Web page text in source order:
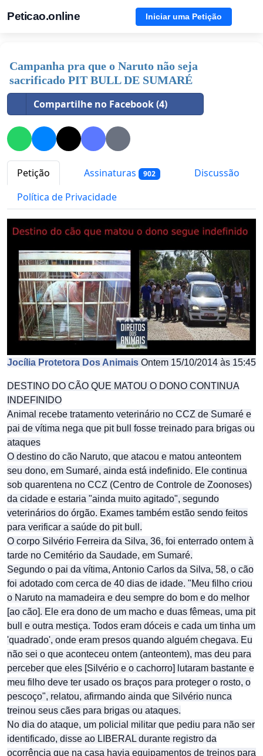
Peticao.online Iniciar uma Petição
Campanha pra que o Naruto não seja
sacrificado PIT BULL DE SUMARÉ
Compartilhe no Facebook (4)
Petição Assinaturas 902
Discussão
Política de Privacidade
Jocília Protetora Dos Animais Ontem 15/10/2014 às 15:45
DESTINO DO CÃO QUE MATOU O DONO CONTINUA
INDEFINIDO
Animal recebe tratamento veterinário no CCZ de Sumaré e
pai de vítima nega que pit bull fosse treinado para brigas ou
ataques
O destino do cão Naruto, que atacou e matou anteontem
seu dono, em Sumaré, ainda está indefinido. Ele continua
sob quarentena no CCZ (Centro de Controle de Zoonoses)
da cidade e estaria "ainda muito agitado", segundo
veterinários do órgão. Exames também estão sendo feitos
para verificar a saúde do pit bull.
O corpo Silvério Ferreira da Silva, 36, foi enterrado ontem à
tarde no Cemitério da Saudade, em Sumaré.
Segundo o pai da vítima, Antonio Carlos da Silva, 58, o cão
foi adotado com cerca de 40 dias de idade. "Meu filho criou
o Naruto na mamadeira e deu sempre do bom e do melhor
[ao cão]. Ele era dono de um macho e duas fêmeas, uma pit
bull e outra mestiça. Todos eram dóceis e cada um tinha um
'quadrado', onde eram presos quando alguém chegava. Eu
não sei o que aconteceu ontem (anteontem), mas deu para
perceber que eles [Silvério e o cachorro] lutaram bastante e
meu filho deve ter usado os braços para proteger o rosto, o
pescoço", relatou, afirmando ainda que Silvério nunca
treinou seus cães para brigas ou ataques.
No dia do ataque, um policial militar que pediu para não ser
identificado, disse ao LIBERAL durante registro da
ocorrência que na casa havia equipamentos de treinos para